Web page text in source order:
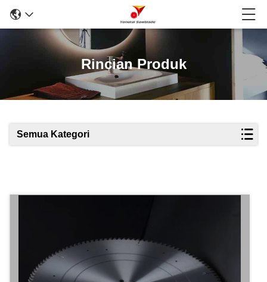
Rincian Produk
Semua Kategori